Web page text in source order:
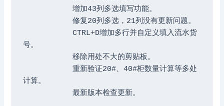
增加43列多选填写功能。
CTRL+D增加多行并自定义填入流水货
号。
移除用处不大的剪贴板。
重新验证20#、40#柜数量计算等多处
计算。